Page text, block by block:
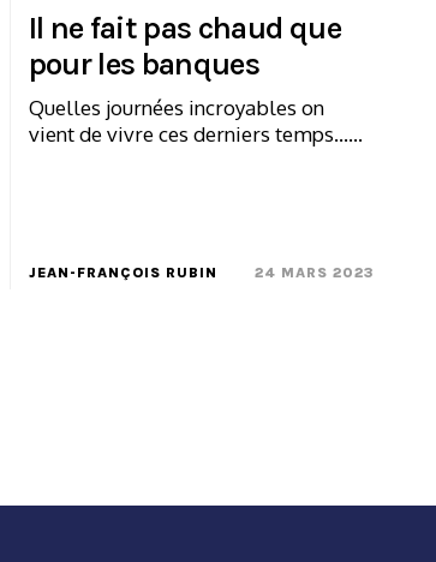
Il ne fait pas chaud que
pour les banques
Quelles journées incroyables on
vient de vivre ces derniers temps……
JEAN-FRANÇOIS RUBIN 24 MARS 2023